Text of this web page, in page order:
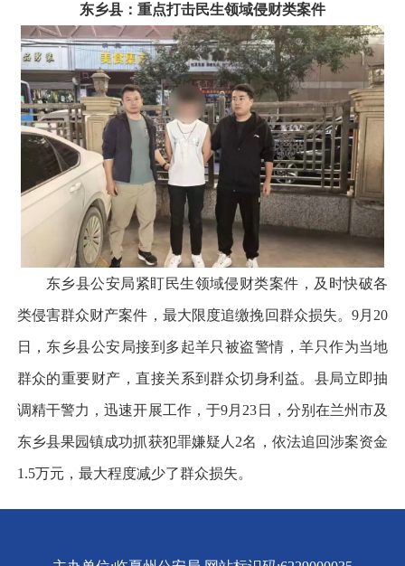
东乡县：重点打击民生领域侵财类案件
东乡县公安局紧盯民生领域侵财类案件，及时快破各
类侵害群众财产案件，最大限度追缴挽回群众损失。9月20
日，东乡县公安局接到多起羊只被盗警情，羊只作为当地
群众的重要财产，直接关系到群众切身利益。县局立即抽
调精干警力，迅速开展工作，于9月23日，分别在兰州市及
东乡县果园镇成功抓获犯罪嫌疑人2名，依法追回涉案资金
1.5万元，最大程度减少了群众损失。